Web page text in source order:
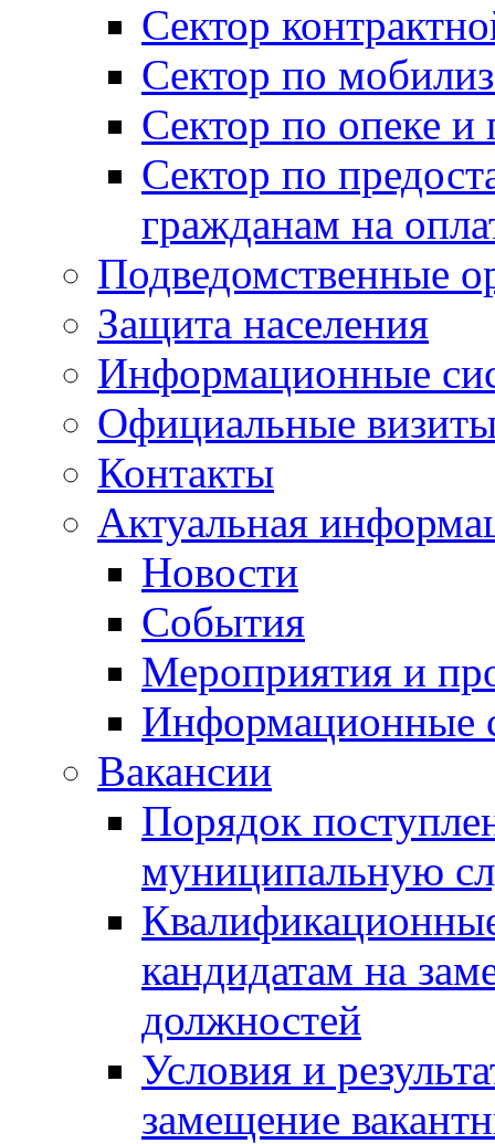
Сектор
Сектор по
Сектор по опеке и
Сектор по
гражданам на
Подведомственные
Защита населения
Информационные
Официальные
Контакты
Актуальная
Новости
События
Мероприятия и
Информационные
Вакансии
Порядок
муниципальную
кандидатам на
должностей
Условия и
замещение